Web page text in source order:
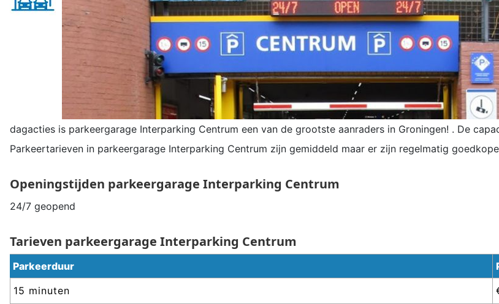
dagacties is parkeergarage Interparking Centrum een van de grootste aanraders in Groningen! . De
Parkeertarieven in parkeergarage Interparking Centrum zijn gemiddeld maar er zijn regelmatig
Openingstijden parkeergarage Interparking Centrum
24/7 geopend
Tarieven parkeergarage Interparking Centrum
Parkeerduur
15 minuten